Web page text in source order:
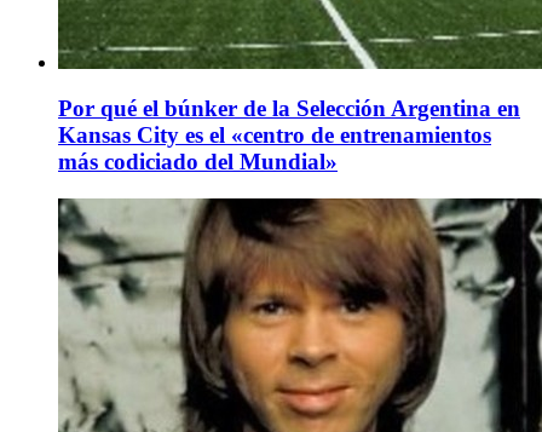
Por qué el búnker de la Selección Argentina en
Kansas City es el «centro de entrenamientos
más codiciado del Mundial»